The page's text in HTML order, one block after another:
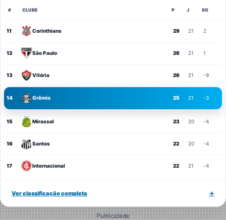
# CLUBE P J SG
11 Corinthians 29 21 2
12 São Paulo 26 21 1
13 Vitória 26 21 -9
14 Grêmio 25 21 -3
15 Mirassol 23 20 -4
16 Santos 22 20 -4
17 Internacional 22 21 -4
Ver classificação completa →
Publicidade